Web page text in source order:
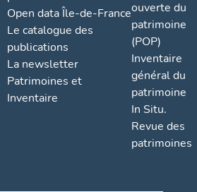
Open data Île-de-France
Le catalogue des
publications
La newsletter
Patrimoines et
Inventaire
ouverte du
patrimoine
(POP)
Inventaire
général du
patrimoine
In Situ.
Revue des
patrimoines